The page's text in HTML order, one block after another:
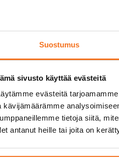
Suostumus
sivusto käyttää evästeitä
evästeitä
kävijämäärämme
tietoja siitä,
antanut heille tai joita on
liittyvät asiat ja
0300